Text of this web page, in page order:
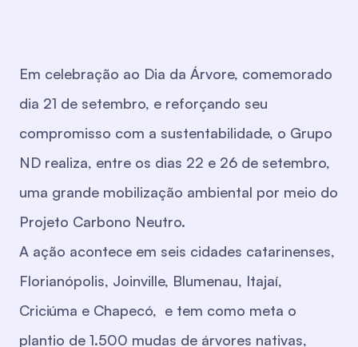
Em celebração ao Dia da Árvore, comemorado
dia 21 de setembro, e reforçando seu
compromisso com a sustentabilidade, o Grupo
ND realiza, entre os dias 22 e 26 de setembro,
uma grande mobilização ambiental por meio do
Projeto Carbono Neutro.
A ação acontece em seis cidades catarinenses,
Florianópolis, Joinville, Blumenau, Itajaí,
Criciúma e Chapecó, e tem como meta o
plantio de 1.500 mudas de árvores nativas,